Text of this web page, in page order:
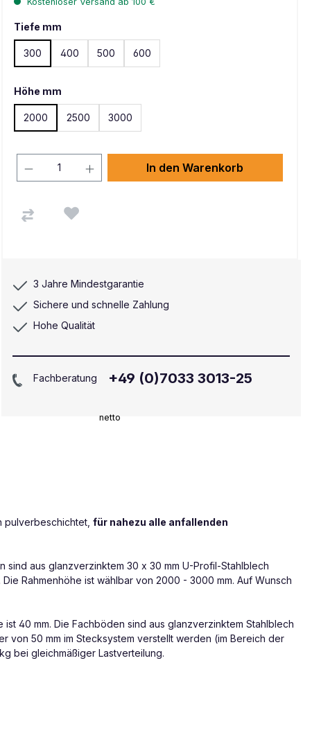
netto
Tiefe mm
300 400 500 600
Höhe mm
2000 2500 3000
In den Warenkorb
3 Jahre Mindestgarantie
Sichere und schnelle Zahlung
Hohe Qualität
Fachberatung +49 (0)7033 3013-25
pulverbeschichtet, für nahezu alle anfallenden
sind aus glanzverzinktem 30 x 30 mm U-Profil-Stahlblech
Rahmenhöhe ist wählbar von 2000 - 3000 mm. Auf Wunsch
40 mm. Die Fachböden sind aus glanzverzinktem Stahlblech
von 50 mm im Stecksystem verstellt werden (im Bereich der
bei gleichmäßiger Lastverteilung.